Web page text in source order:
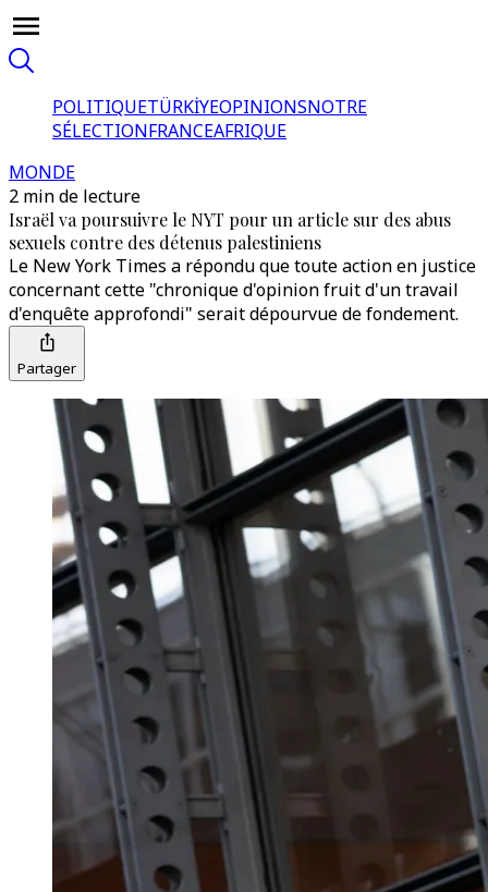
POLITIQUETÜRKİYEOPINIONSNOTRE
SÉLECTIONFRANCEAFRIQUE
MONDE
2 min de lecture
Israël va poursuivre le NYT pour un article sur des abus
sexuels contre des détenus palestiniens
Le New York Times a répondu que toute action en justice
concernant cette "chronique d'opinion fruit d'un travail
d'enquête approfondi" serait dépourvue de fondement.
Partager